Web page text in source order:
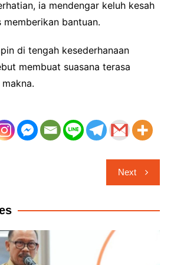
ia mendengar keluh kesah
memberikan bantuan.
di tengah kesederhanaan
membuat suasana terasa
Next